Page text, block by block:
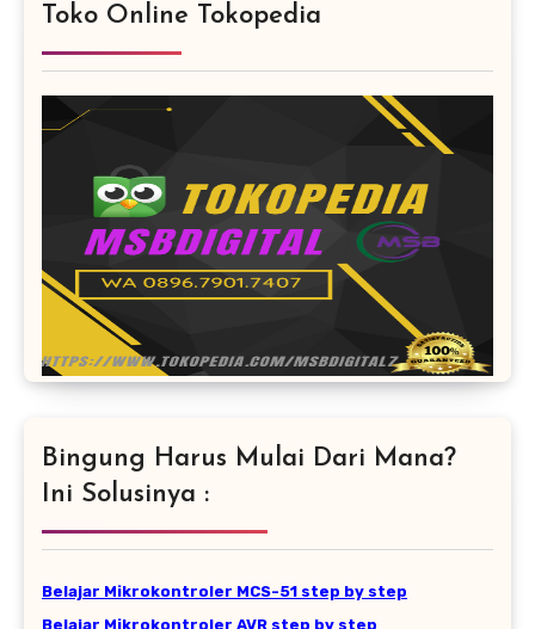
Toko Online Tokopedia
Bingung Harus Mulai Dari Mana?
Ini Solusinya :
Belajar Mikrokontroler MCS-51 step by step
Belajar Mikrokontroler AVR step by step